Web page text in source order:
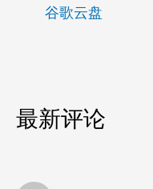
谷歌云盘
最新评论